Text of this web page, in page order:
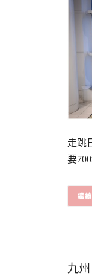
走跳
要
九